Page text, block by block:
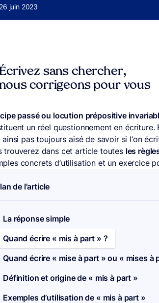
Publié le
26 juin 2023
sans chercher,
corrigeons pour vous
passé ou locution prépositive
un réel questionnement en
ainsi pas toujours aisé de savoir si l’on
trouverez dans cet article toutes les
concrets d’utilisation et un exercice
de l'article
La réponse simple
Quand écrire « mis à part » ?
Quand écrire « mise à part » ou « mises à
Définition et origine de « mis à part »
Exemples d’utilisation de « mis à part »